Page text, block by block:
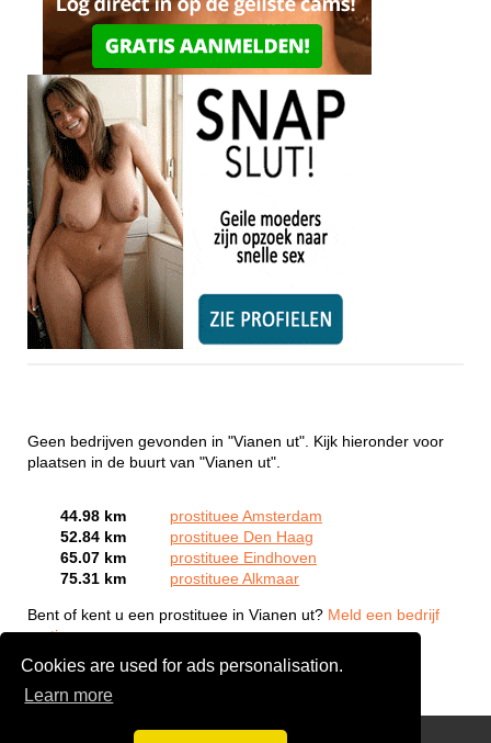
Cookies are used for ads personalisation.
Learn more
Geen bedrijven gevonden in "Vianen ut". Kijk hieronder voor
plaatsen in de buurt van "Vianen ut".
44.98 km
prostituee Amsterdam
52.84 km
prostituee Den Haag
65.07 km
prostituee Eindhoven
75.31 km
prostituee Alkmaar
Bent of kent u een prostituee in Vianen ut? Meld een bedrijf
gratis aan